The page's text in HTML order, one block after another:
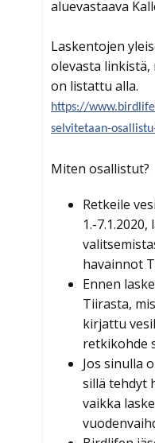
aluevastaava
Laskentojen
olevasta
on listattu alla.
https://
selvitetaan-
Miten osallistut?
Retkeile
1.-
havainnot
Ennen
Tiirasta,
kirjattu
retkikohde
Jos sinulla
sillä tehdyt
vaikka